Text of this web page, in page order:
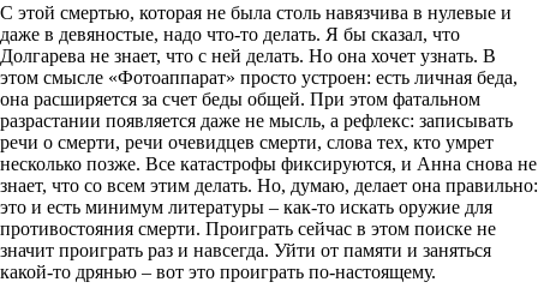
С этой смертью, которая не была столь навязчива в нулевые и
даже в девяностые, надо что-то делать. Я бы сказал, что
Долгарева не знает, что с ней делать. Но она хочет узнать. В
этом смысле «Фотоаппарат» просто устроен: есть личная беда,
она расширяется за счет беды общей. При этом фатальном
разрастании появляется даже не мысль, а рефлекс: записывать
речи о смерти, речи очевидцев смерти, слова тех, кто умрет
несколько позже. Все катастрофы фиксируются, и Анна снова не
знает, что со всем этим делать. Но, думаю, делает она правильно:
это и есть минимум литературы – как-то искать оружие для
противостояния смерти. Проиграть сейчас в этом поиске не
значит проиграть раз и навсегда. Уйти от памяти и заняться
какой-то дрянью – вот это проиграть по-настоящему.